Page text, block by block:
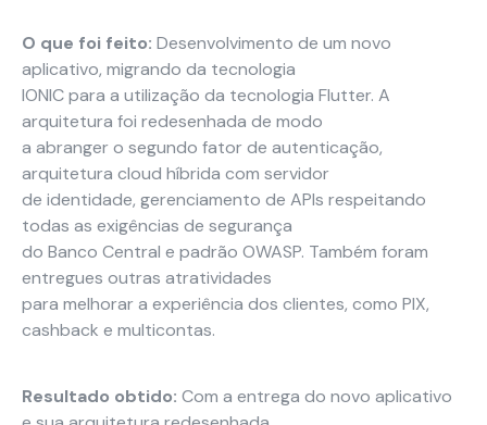
Blog
O que foi feito: Desenvolvimento de um novo
aplicativo, migrando da tecnologia
IONIC para a utilização da tecnologia Flutter. A
arquitetura foi redesenhada de modo
a abranger o segundo fator de autenticação,
arquitetura cloud híbrida com servidor
de identidade, gerenciamento de APIs respeitando
todas as exigências de segurança
do Banco Central e padrão OWASP. Também foram
entregues outras atratividades
para melhorar a experiência dos clientes, como PIX,
cashback e multicontas.
Resultado obtido: Com a entrega do novo aplicativo
Necessário
Esses cookies
não são
opcionais. São
necessários
para o
funcionamento
do site.
Estatísticas
Para que
possamos
e a estrutura